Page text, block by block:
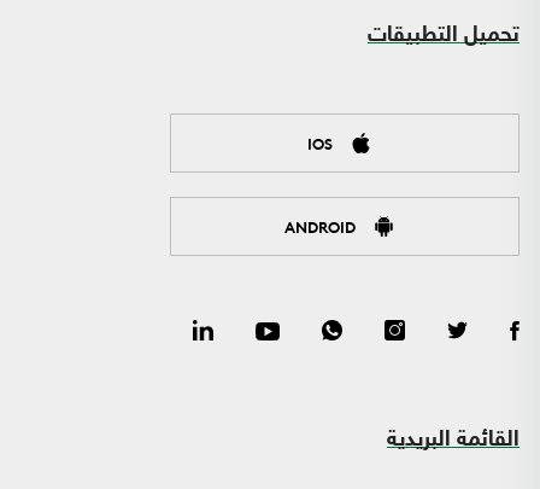
تحميل التطبيقات
IOS
ANDROID
القائمة البريدية